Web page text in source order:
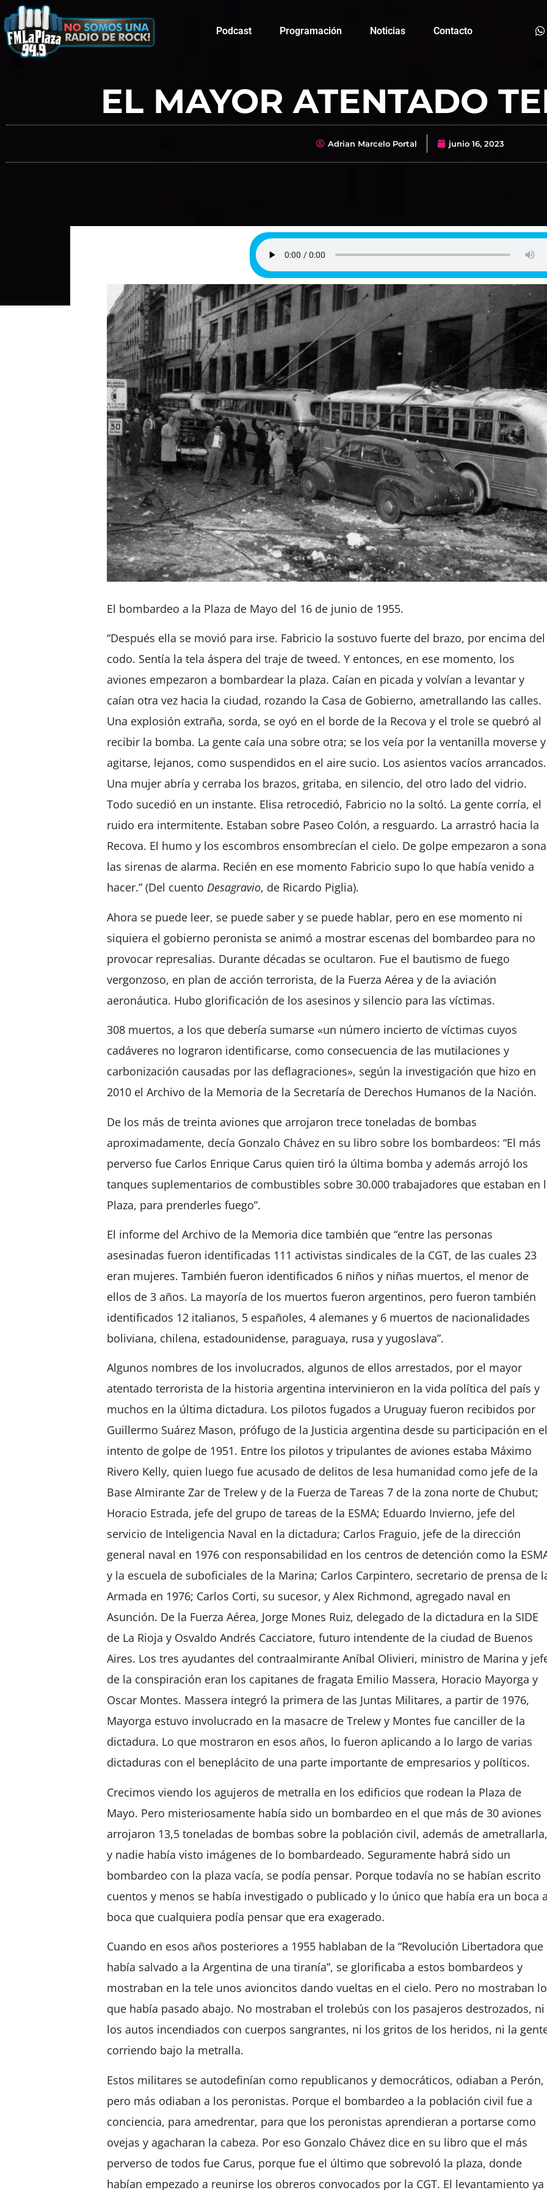
Podcast Programación Noticias Contacto
EL MAYOR ATENTADO
Adrian Marcelo Portal junio 16, 2023
El bombardeo a la Plaza de Mayo del 16 de junio de 1955.
“Después ella se movió para irse. Fabricio la sostuvo fuerte del brazo, por encima del
codo. Sentía la tela áspera del traje de tweed. Y entonces, en ese momento, los
aviones empezaron a bombardear la plaza. Caían en picada y volvían a levantar y
caían otra vez hacia la ciudad, rozando la Casa de Gobierno, ametrallando las calles.
Una explosión extraña, sorda, se oyó en el borde de la Recova y el trole se quebró al
recibir la bomba. La gente caía una sobre otra; se los veía por la ventanilla moverse y
agitarse, lejanos, como suspendidos en el aire sucio. Los asientos vacíos arrancados.
Una mujer abría y cerraba los brazos, gritaba, en silencio, del otro lado del vidrio.
Todo sucedió en un instante. Elisa retrocedió, Fabricio no la soltó. La gente corría, el
ruido era intermitente. Estaban sobre Paseo Colón, a resguardo. La arrastró hacia la
Recova. El humo y los escombros ensombrecían el cielo. De golpe empezaron a
las sirenas de alarma. Recién en ese momento Fabricio supo lo que había venido a
hacer.” (Del cuento Desagravio, de Ricardo Piglia).
Ahora se puede leer, se puede saber y se puede hablar, pero en ese momento ni
siquiera el gobierno peronista se animó a mostrar escenas del bombardeo para no
provocar represalias. Durante décadas se ocultaron. Fue el bautismo de fuego
vergonzoso, en plan de acción terrorista, de la Fuerza Aérea y de la aviación
aeronáutica. Hubo glorificación de los asesinos y silencio para las víctimas.
308 muertos, a los que debería sumarse «un número incierto de víctimas cuyos
cadáveres no lograron identificarse, como consecuencia de las mutilaciones y
carbonización causadas por las deflagraciones», según la investigación que hizo en
2010 el Archivo de la Memoria de la Secretaría de Derechos Humanos de la Nación.
De los más de treinta aviones que arrojaron trece toneladas de bombas
aproximadamente, decía Gonzalo Chávez en su libro sobre los bombardeos: “El más
perverso fue Carlos Enrique Carus quien tiró la última bomba y además arrojó los
tanques suplementarios de combustibles sobre 30.000 trabajadores que estaban en
Plaza, para prenderles fuego”.
El informe del Archivo de la Memoria dice también que “entre las personas
asesinadas fueron identificadas 111 activistas sindicales de la CGT, de las cuales 23
eran mujeres. También fueron identificados 6 niños y niñas muertos, el menor de
ellos de 3 años. La mayoría de los muertos fueron argentinos, pero fueron también
identificados 12 italianos, 5 españoles, 4 alemanes y 6 muertos de nacionalidades
boliviana, chilena, estadounidense, paraguaya, rusa y yugoslava”.
Algunos nombres de los involucrados, algunos de ellos arrestados, por el mayor
atentado terrorista de la historia argentina intervinieron en la vida política del país y
muchos en la última dictadura. Los pilotos fugados a Uruguay fueron recibidos por
Guillermo Suárez Mason, prófugo de la Justicia argentina desde su participación en el
intento de golpe de 1951. Entre los pilotos y tripulantes de aviones estaba Máximo
Rivero Kelly, quien luego fue acusado de delitos de lesa humanidad como jefe de la
Base Almirante Zar de Trelew y de la Fuerza de Tareas 7 de la zona norte de Chubut;
Horacio Estrada, jefe del grupo de tareas de la ESMA; Eduardo Invierno, jefe del
servicio de Inteligencia Naval en la dictadura; Carlos Fraguio, jefe de la dirección
general naval en 1976 con responsabilidad en los centros de detención como la
y la escuela de suboficiales de la Marina; Carlos Carpintero, secretario de prensa de
Armada en 1976; Carlos Corti, su sucesor, y Alex Richmond, agregado naval en
Asunción. De la Fuerza Aérea, Jorge Mones Ruiz, delegado de la dictadura en la SIDE
de La Rioja y Osvaldo Andrés Cacciatore, futuro intendente de la ciudad de Buenos
Aires. Los tres ayudantes del contraalmirante Aníbal Olivieri, ministro de Marina y
de la conspiración eran los capitanes de fragata Emilio Massera, Horacio Mayorga y
Oscar Montes. Massera integró la primera de las Juntas Militares, a partir de 1976,
Mayorga estuvo involucrado en la masacre de Trelew y Montes fue canciller de la
dictadura. Lo que mostraron en esos años, lo fueron aplicando a lo largo de varias
dictaduras con el beneplácito de una parte importante de empresarios y políticos.
Crecimos viendo los agujeros de metralla en los edificios que rodean la Plaza de
Mayo. Pero misteriosamente había sido un bombardeo en el que más de 30 aviones
arrojaron 13,5 toneladas de bombas sobre la población civil, además de ametrallarla,
y nadie había visto imágenes de lo bombardeado. Seguramente habrá sido un
bombardeo con la plaza vacía, se podía pensar. Porque todavía no se habían escrito
cuentos y menos se había investigado o publicado y lo único que había era un boca
boca que cualquiera podía pensar que era exagerado.
Cuando en esos años posteriores a 1955 hablaban de la “Revolución Libertadora que
había salvado a la Argentina de una tiranía”, se glorificaba a estos bombardeos y
mostraban en la tele unos avioncitos dando vueltas en el cielo. Pero no mostraban lo
que había pasado abajo. No mostraban el trolebús con los pasajeros destrozados, ni
los autos incendiados con cuerpos sangrantes, ni los gritos de los heridos, ni la
corriendo bajo la metralla.
Estos militares se autodefinían como republicanos y democráticos, odiaban a Perón,
pero más odiaban a los peronistas. Porque el bombardeo a la población civil fue a
conciencia, para amedrentar, para que los peronistas aprendieran a portarse como
ovejas y agacharan la cabeza. Por eso Gonzalo Chávez dice en su libro que el más
perverso de todos fue Carus, porque fue el último que sobrevoló la plaza, donde
habían empezado a reunirse los obreros convocados por la CGT. El levantamiento ya